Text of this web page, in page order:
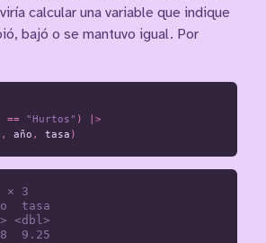
calcular una variable que indique
bajó o se mantuvo igual. Por
== "Hurtos" )
|>
, año , tasa )
× 3
tasa
<dbl>
9.25